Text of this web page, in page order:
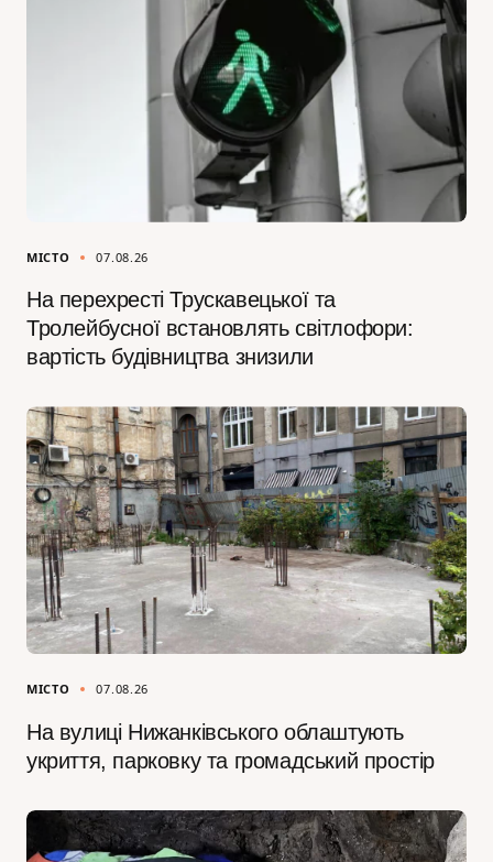
МІСТО 07.08.26
На перехресті Трускавецької та
Тролейбусної встановлять світлофори:
вартість будівництва знизили
МІСТО 07.08.26
На вулиці Нижанківського облаштують
укриття, парковку та громадський простір